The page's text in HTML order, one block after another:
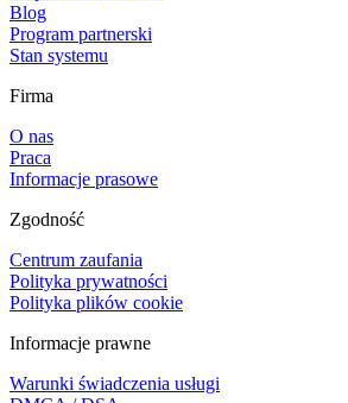
Blog
Program partnerski
Stan systemu
Firma
O nas
Praca
Informacje prasowe
Zgodność
Centrum zaufania
Polityka prywatności
Polityka plików cookie
Informacje prawne
Warunki świadczenia usługi